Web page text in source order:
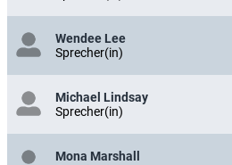
Wendee Lee
Sprecher(in)
Michael Lindsay
Sprecher(in)
Mona Marshall